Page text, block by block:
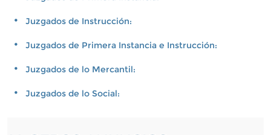
Juzgados de Instrucción:
Juzgados de Primera Instancia e Instrucción:
Juzgados de lo Mercantil:
Juzgados de lo Social: